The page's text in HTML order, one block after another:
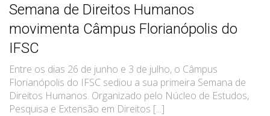
Semana de Direitos Humanos
movimenta Câmpus Florianópolis do
IFSC
Entre os dias 26 de junho e 3 de julho, o Câmpus
Florianópolis do IFSC sediou a sua primeira Semana de
Direitos Humanos. Organizado pelo Núcleo de Estudos,
Pesquisa e Extensão em Direitos [...]